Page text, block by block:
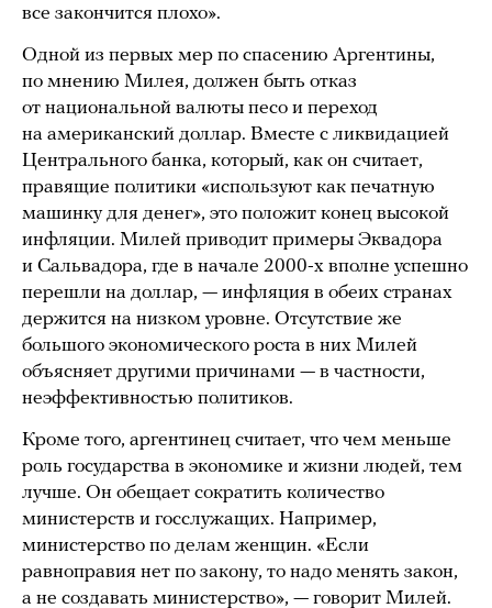
все закончится плохо».
Одной из первых мер по спасению Аргентины,
по мнению Милея, должен быть отказ
от национальной валюты песо и переход
на американский доллар. Вместе с ликвидацией
Центрального банка, который, как он считает,
правящие политики «используют как печатную
машинку для денег», это положит конец высокой
инфляции. Милей приводит примеры Эквадора
и Сальвадора, где в начале 2000-х вполне успешно
перешли на доллар, — инфляция в обеих странах
держится на низком уровне. Отсутствие же
большого экономического роста в них Милей
объясняет другими причинами — в частности,
неэффективностью политиков.
Кроме того, аргентинец считает, что чем меньше
роль государства в экономике и жизни людей, тем
лучше. Он обещает сократить количество
министерств и госслужащих. Например,
министерство по делам женщин. «Если
равноправия нет по закону, то надо менять закон,
а не создавать министерство», — говорит Милей.